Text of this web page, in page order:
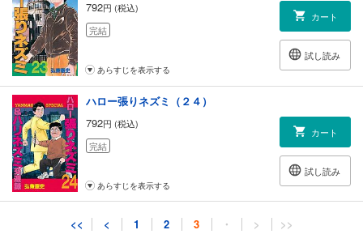
792円 (税込)
完結
カート
試し読み
あらすじを表示する
ハロー張りネズミ（２４）
792円 (税込)
完結
カート
試し読み
あらすじを表示する
<< < 1 2 3 ・ > >>